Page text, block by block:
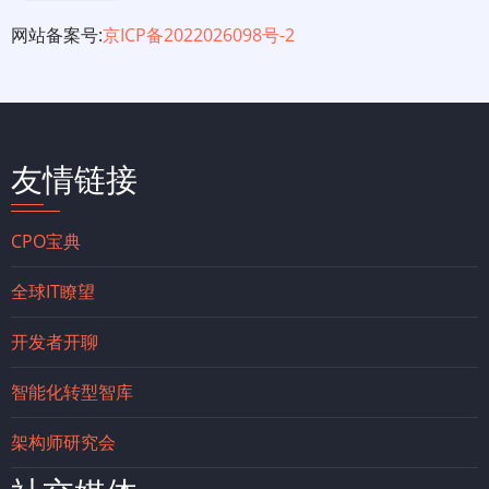
网站备案号:京ICP备2022026098号-2
友情链接
CPO宝典
全球IT瞭望
开发者开聊
智能化转型智库
架构师研究会